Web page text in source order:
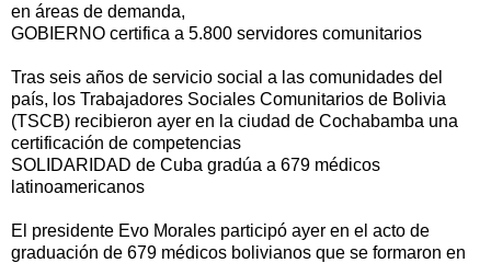
en áreas de demanda,
GOBIERNO certifica a 5.800 servidores comunitarios
Tras seis años de servicio social a las comunidades del
país, los Trabajadores Sociales Comunitarios de Bolivia
(TSCB) recibieron ayer en la ciudad de Cochabamba una
certificación de competencias
SOLIDARIDAD de Cuba gradúa a 679 médicos
latinoamericanos
El presidente Evo Morales participó ayer en el acto de
graduación de 679 médicos bolivianos que se formaron en